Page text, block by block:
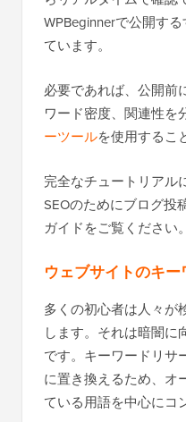
WPBeginnerで公開す
ています。
必要であれば、公開前
ワード密度、関連性を
ーツールを使用するこ
完全なチュートリアル
SEOのためにブログ投
ガイドをご覧ください。
ウェブサイトのキ
多くの初心者は人々が
します。それは暗闇に
です。キーワードリサ
に置き換えるため、オ
ている用語を中心にコ